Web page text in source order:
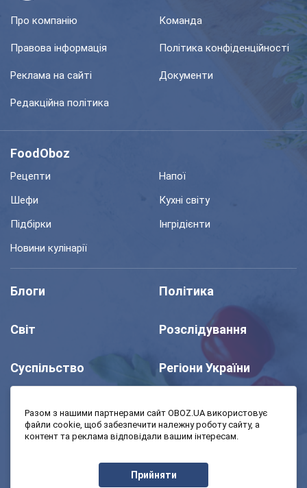
Про компанію Команда
Правова інформація Політика конфіденційності
Реклама на сайті Документи
Редакційна політика
FoodOboz
Рецепти
Напої
Шефи
Кухні світу
Підбірки
Інгрідієнти
Новини кулінарії
Блоги Політика
Світ Розслідування
Суспільство Регіони України
Моя школа
Економіка
Разом з нашими партнерами сайт OBOZ.UA використовує
файли cookie, щоб забезпечити належну роботу сайту, а
контент та реклама відповідали вашим інтересам.
Прийняти